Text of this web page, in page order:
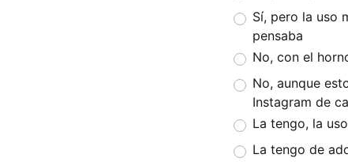
Sí, pero la uso
pensaba
No, con el
No, aunque
Instagram de
La tengo, la
La tengo de